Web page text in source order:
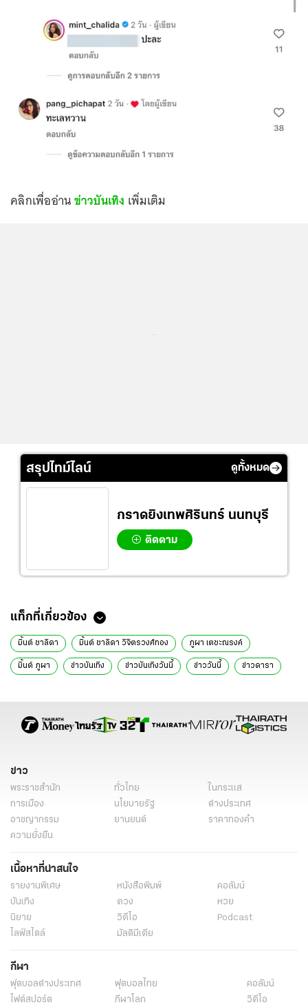
คลิกเพื่ออ่านข่าวบันเทิง เพิ่มเติม
สรุปไทม์ไลน์ ดูทั้งหมด
กราดยิงเทพศิรินทร์ นนทบุรี
ติดตาม
ข่าวที่เกี่ยวข้อง
เรื่องย่อ "ตถตา" เมื่อเวทีแห่งฝันกลายเป็นฆาตกรรมที่เต็มไปด้วยความลับ
พร้อมเผยออนแอร์ทางไหน
ภูผา เตชะณรงค์ เปิดแชตแรกที่ทักไปคุย มิ้นต์ ชาลิดา งานนี้ แอฟ-ใหม่ คอม
เสิร์ฟโปรเจกต์ลับ! เจนี่ ขึ้นแท่นผู้จัด ดึงสองนางเอกดังประชันดราม่า-ทริล
มิ้นต์ ชาลิดา เผยสาเหตุไม่ไปงานบอลช่อง 3 เคลียร์ชัดแก๊งเฟอร์บี้วงแตก
หรือไม่
แท็กที่เกี่ยวข้อง
มิ้นต์ ชาลิดา มิ้นต์ ชาลิดา วิจิตรวงศ์ทอง ภูผา เตชะณรงค์
ข่าวบันเทิงวันนี้ ข่าววันนี้ ข่าวดารา
อินสตาแกรมดารา